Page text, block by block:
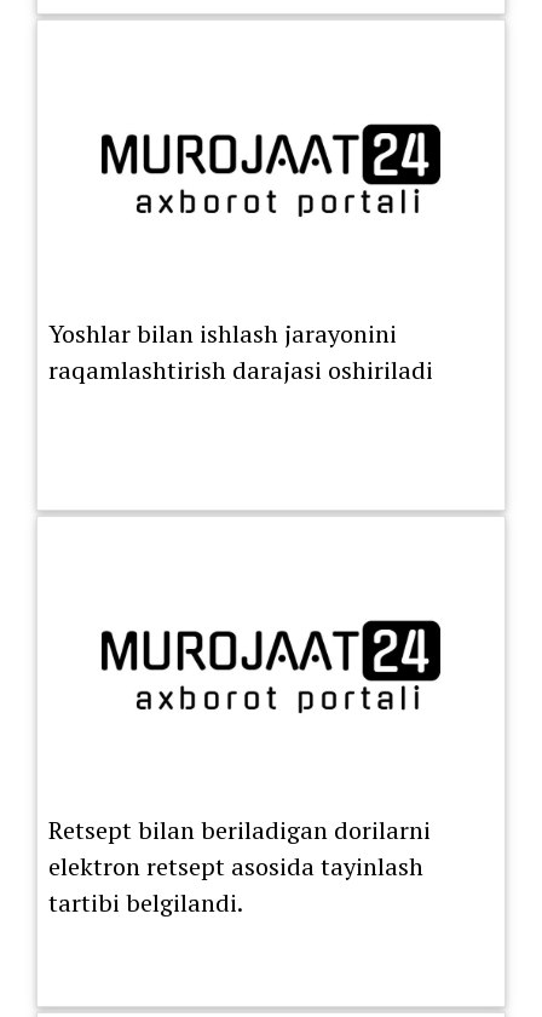
Yoshlar bilan ishlash jarayonini
raqamlashtirish darajasi oshiriladi
Retsept bilan beriladigan dorilarni
elektron retsept asosida tayinlash
tartibi belgilandi.